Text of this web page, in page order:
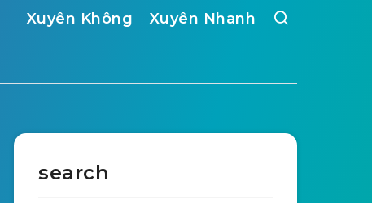
Xuyên Không Xuyên Nhanh
search